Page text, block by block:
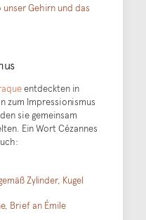
Gehirn und das
entdeckten in
zum Impressionismus
sie gemeinsam
Ein Wort Cézannes
Zylinder, Kugel
Brief an Émile